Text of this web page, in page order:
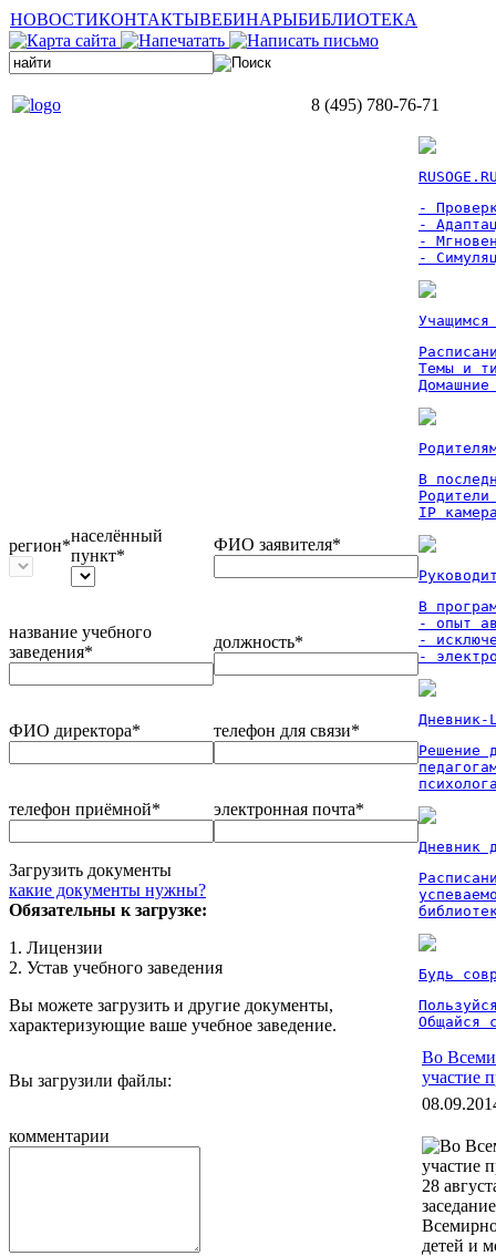
НОВОСТИКОНТАКТЫВЕБИНАРЫБИБЛИОТЕКА
8 (495) 780-76-71
регион*
населённый
пункт*
ФИО заявителя*
название учебного
заведения*
должность*
ФИО директора* телефон для связи*
телефон приёмной* электронная почта*
Загрузить документы
какие документы нужны?
Обязательны к загрузке:
1. Лицензии
2. Устав учебного заведения
Вы можете загрузить и другие документы,
характеризующие ваше учебное заведение.
Вы загрузили файлы:
комментарии
-
-
-
-
Темы и
Домашние
В
IP
В
- опыт
-
-
Дневник-
Решение
Дневник
Будь
Общайся
Во
участие
28
детей и